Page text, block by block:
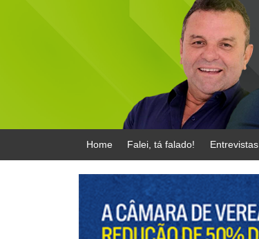
Home Falei, tá falado! Entrevistas